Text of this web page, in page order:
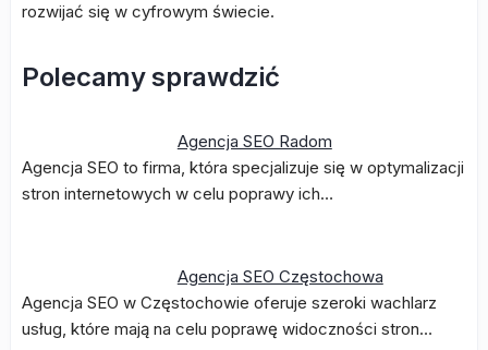
rozwijać się w cyfrowym świecie.
Polecamy sprawdzić
Agencja SEO Radom
Agencja SEO to firma, która specjalizuje się w optymalizacji
stron internetowych w celu poprawy ich…
Agencja SEO Częstochowa
Agencja SEO w Częstochowie oferuje szeroki wachlarz
usług, które mają na celu poprawę widoczności stron…